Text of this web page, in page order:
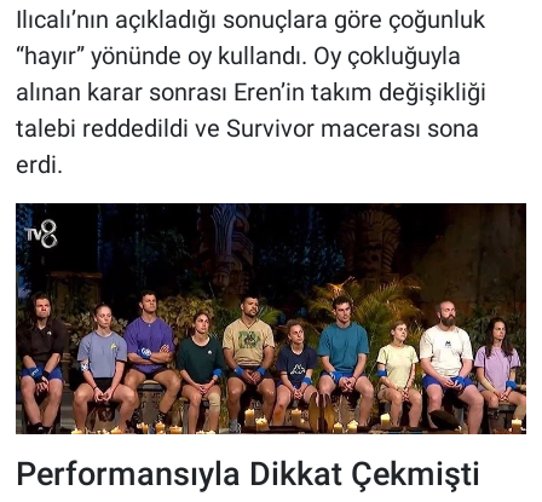
Ilıcalı’nın açıkladığı sonuçlara göre çoğunluk
“hayır” yönünde oy kullandı. Oy çokluğuyla
alınan karar sonrası Eren’in takım değişikliği
talebi reddedildi ve Survivor macerası sona
erdi.
Performansıyla Dikkat Çekmişti